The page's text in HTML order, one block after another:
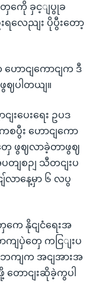
တှကေို ခှင့ျပွုခ
လေညျး ပိုပွီးတော့
ဟောငျကောငျက ဒီ
ဈပါတယျ။
းပေးရေး ဥပဒ
စပွီး ဟောငျကော
တှေ ဖွဈလာခဲ့တာဖွဈ
တျစဉျ သီတငျးပ
လာနေ့မှာ ၆ လပွ
ကေ နိုငျငံရေးအ
ကျပှဲတှေ ကငြျးပ
ကျက အငျအားအ
ောငျးဆိုခဲ့ကွပါ